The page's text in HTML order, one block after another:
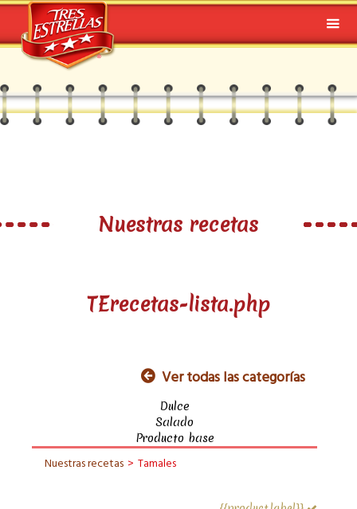
Nuestras recetas
TErecetas-lista.php
Ver todas las categorías
Dulce
Salado
Producto base
Nuestras recetas > Tamales